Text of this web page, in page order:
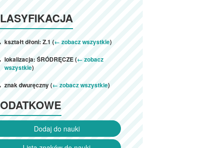
kształt dłoni: Z.1 (← zobacz wszystkie)
lokalizacja: ŚRÓDRĘCZE (← zobacz
wszystkie)
znak dwuręczny (← zobacz wszystkie)
Dodaj do nauki